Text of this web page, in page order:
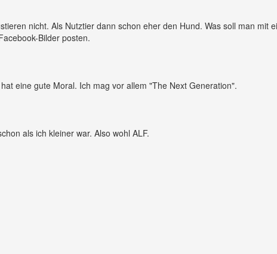
nicht. Als Nutztier dann schon eher den Hund. Was soll man mit
Bilder posten.
eine gute Moral. Ich mag vor allem "The Next Generation".
als ich kleiner war. Also wohl ALF.